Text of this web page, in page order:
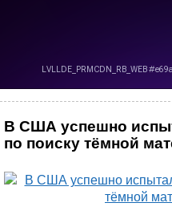
В США успешно
по поиску тёмной